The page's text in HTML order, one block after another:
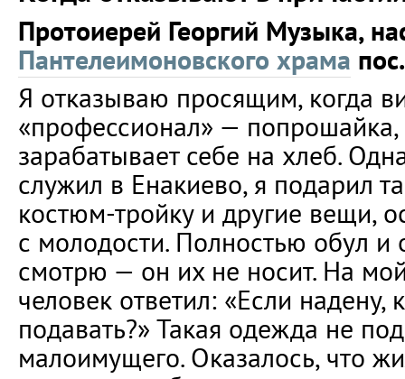
Протоиерей Георгий Музыка,
Пантелеимоновского храма
Я отказываю просящим, когда
«профессионал» — попрошайка,
зарабатывает себе на хлеб.
служил в Енакиево, я подарил
костюм-тройку и другие вещи,
с молодости. Полностью обул и
смотрю — он их не носит. На
человек ответил: «Если надену,
подавать?» Такая одежда не
малоимущего. Оказалось, что